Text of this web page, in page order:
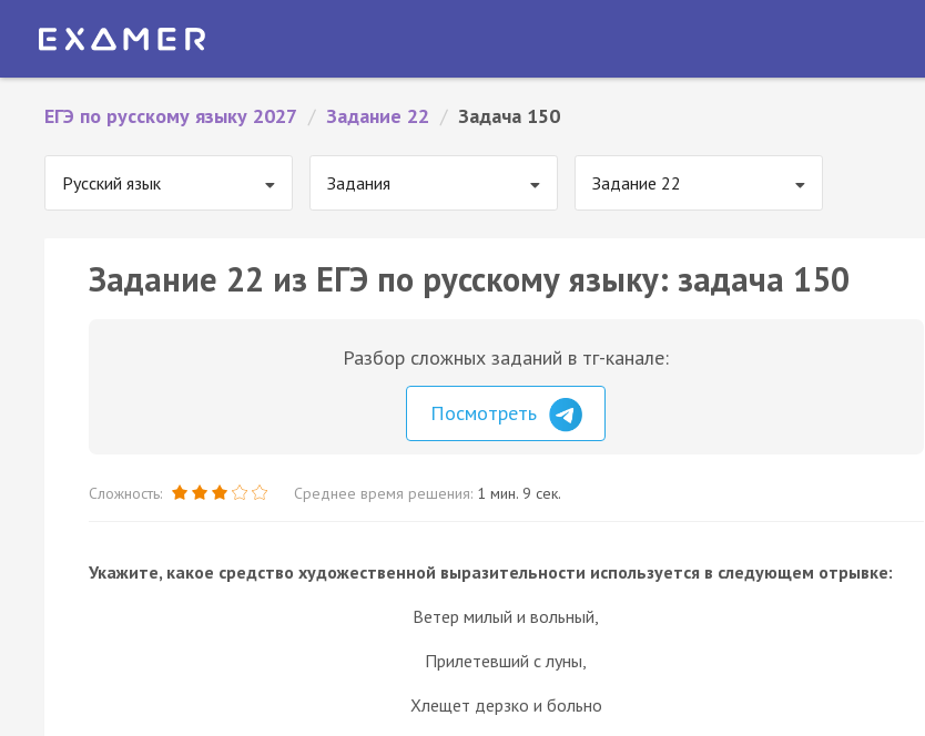
ЕГЭ по русскому языку 2027 / Задание 22 / Задача 150
Русский язык Задания Задание 22
Задание 22 из ЕГЭ по русскому языку: задача 150
Разбор сложных заданий в тг-канале:
Посмотреть
Сложность: Среднее время решения: 1 мин. 9 сек.
Укажите, какое средство художественной выразительности используется в следующем отрывке:
Ветер милый и вольный,
Прилетевший с луны,
Хлещет дерзко и больно